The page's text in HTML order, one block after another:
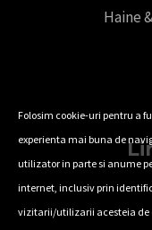
Haine
Folosim cookie-uri pentru a
experienta mai buna de
utilizator in parte si anume
internet, inclusiv prin
vizitarii/utilizarii acesteia de